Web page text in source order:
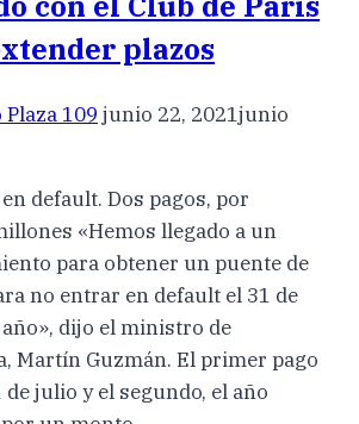
plazos
109 junio 22, 2021junio
default. Dos pagos, por
«Hemos llegado a un
para obtener un puente de
no entrar en default el 31 de
dijo el ministro de
Martín Guzmán. El primer pago
de julio y el segundo, el año